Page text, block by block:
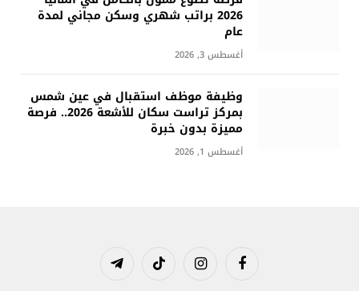
2026 براتب شهري وسكن مجاني لمدة
عام
أغسطس 3, 2026
وظيفة موظف استقبال في عين شمس
بمركز تراست سكان للأشعة 2026.. فرصة
مميزة بدون خبرة
أغسطس 1, 2026
فيسبوك الانستغرامتيكتوك تيلقرام